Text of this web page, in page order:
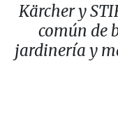
Kärcher y
común de
jardinería y